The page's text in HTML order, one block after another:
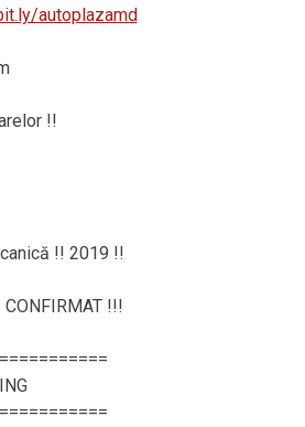
autoplazamd
!!
!! 2019 !!
CONFIRMAT !!!